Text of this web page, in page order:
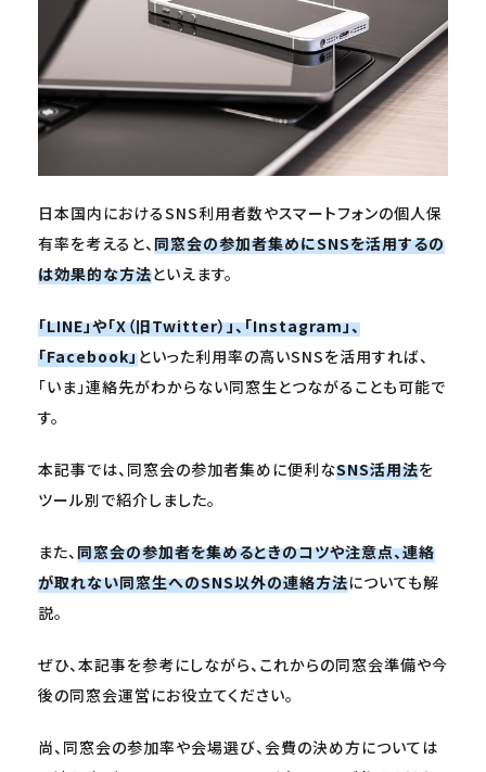
日本国内におけるSNS利用者数やスマートフォンの個人保
有率を考えると、 同窓会の参加者集めにSNSを活用するの
は効果的な方法といえます。
「LINE」や「X（旧Twitter）」、「Instagram」、
「Facebook」といった利用率の高いSNSを活用すれば、
「いま」連絡先がわからない同窓生とつながることも可能で
す。
本記事では、同窓会の参加者集めに便利なSNS活用法を
ツール別で紹介しました。
また、 同窓会の参加者を集めるときのコツや注意点、連絡
が取れない同窓生へのSNS以外の連絡方法についても解
説。
ぜひ、本記事を参考にしながら、これからの同窓会準備や今
後の同窓会運営にお役立てください。
尚、同窓会の参加率や会場選び、会費の決め方については